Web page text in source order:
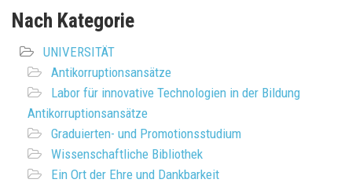
Nach Kategorie
UNIVERSITÄT
Antikorruptionsansätze
Labor für innovative Technologien in der Bildung
Antikorruptionsansätze
Graduierten- und Promotionsstudium
Wissenschaftliche Bibliothek
Ein Ort der Ehre und Dankbarkeit